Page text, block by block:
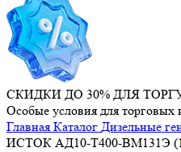
СКИДКИ ДО 30% ДЛЯ
Особые условия для
Главная Каталог Дизельные
ИСТОК АД10-Т400-ВМ131Э